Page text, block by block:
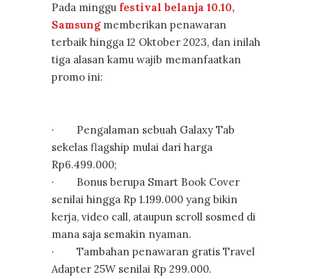
Pada minggu festival belanja 10.10,
Samsungmemberikan penawaran
terbaik hingga 12 Oktober 2023, dan inilah
tiga alasan kamu wajib memanfaatkan
promo ini:
· Pengalaman sebuah Galaxy Tab
sekelas flagship mulai dari harga
Rp6.499.000;
· Bonus berupa Smart Book Cover
senilai hingga Rp 1.199.000 yang bikin
kerja, video call, ataupun scroll sosmed di
mana saja semakin nyaman.
· Tambahan penawaran gratis Travel
Adapter 25W senilai Rp 299.000.